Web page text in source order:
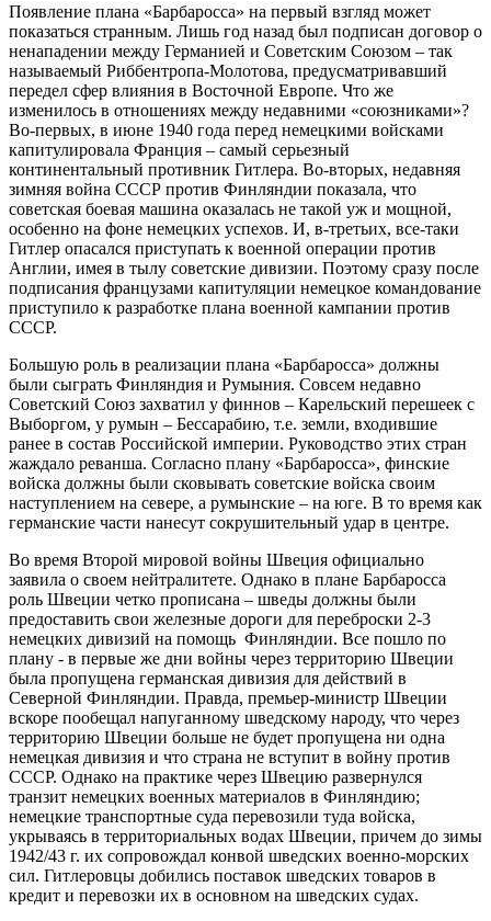
Появление плана «Барбаросса» на первый взгляд может
показаться странным. Лишь год назад был подписан договор о
ненападении между Германией и Советским Союзом – так
называемый Риббентропа-Молотова, предусматривавший
передел сфер влияния в Восточной Европе. Что же
изменилось в отношениях между недавними «союзниками»?
Во-первых, в июне 1940 года перед немецкими войсками
капитулировала Франция – самый серьезный
континентальный противник Гитлера. Во-вторых, недавняя
зимняя война СССР против Финляндии показала, что
советская боевая машина оказалась не такой уж и мощной,
особенно на фоне немецких успехов. И, в-третьих, все-таки
Гитлер опасался приступать к военной операции против
Англии, имея в тылу советские дивизии. Поэтому сразу после
подписания французами капитуляции немецкое командование
приступило к разработке плана военной кампании против
СССР.
Большую роль в реализации плана «Барбаросса» должны
были сыграть Финляндия и Румыния. Совсем недавно
Советский Союз захватил у финнов – Карельский перешеек с
Выборгом, у румын – Бессарабию, т.е. земли, входившие
ранее в состав Российской империи. Руководство этих стран
жаждало реванша. Согласно плану «Барбаросса», финские
войска должны были сковывать советские войска своим
наступлением на севере, а румынские – на юге. В то время как
германские части нанесут сокрушительный удар в центре.
Во время Второй мировой войны Швеция официально
заявила о своем нейтралитете. Однако в плане Барбаросса
роль Швеции четко прописана – шведы должны были
предоставить свои железные дороги для переброски 2-3
немецких дивизий на помощь Финляндии. Все пошло по
плану - в первые же дни войны через территорию Швеции
была пропущена германская дивизия для действий в
Северной Финляндии. Правда, премьер-министр Швеции
вскоре пообещал напуганному шведскому народу, что через
территорию Швеции больше не будет пропущена ни одна
немецкая дивизия и что страна не вступит в войну против
СССР. Однако на практике через Швецию развернулся
транзит немецких военных материалов в Финляндию;
немецкие транспортные суда перевозили туда войска,
укрываясь в территориальных водах Швеции, причем до зимы
1942/43 г. их сопровождал конвой шведских военно-морских
сил. Гитлеровцы добились поставок шведских товаров в
кредит и перевозки их в основном на шведских судах.